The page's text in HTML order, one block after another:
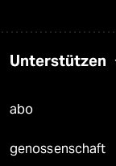
Unterstützen
abo
genossenschaft